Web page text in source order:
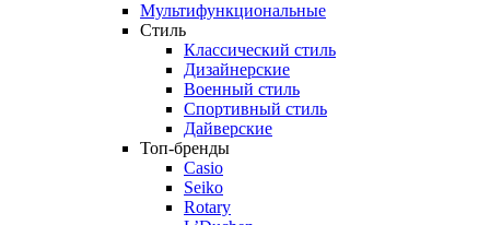
Мультифункциональные
Стиль
Классический стиль
Дизайнерские
Военный стиль
Спортивный стиль
Дайверские
Топ-бренды
Casio
Seiko
Rotary